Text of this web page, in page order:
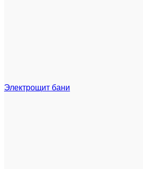
Электрощит бани